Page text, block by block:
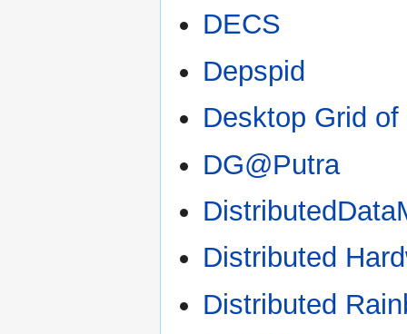
DECS
Depspid
Desktop Grid
DG@Putra
Distributed
Distributed